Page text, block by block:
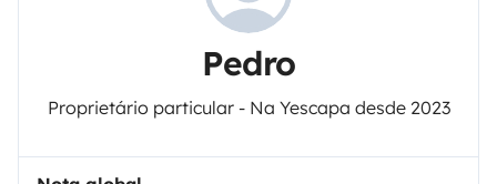
Pedro
Proprietário particular - Na Yescapa desde 2023